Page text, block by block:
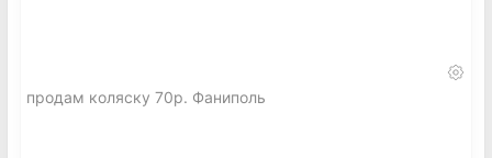
продам коляску 70р. Фаниполь